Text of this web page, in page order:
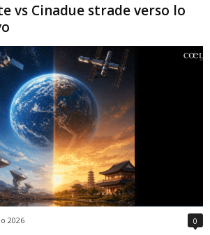
vs Cinadue strade verso lo
2026 0